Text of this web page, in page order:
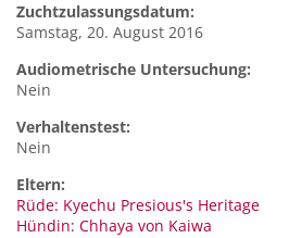
Zuchtzulassungsdatum:
Samstag, 20. August 2016
Audiometrische Untersuchung:
Nein
Verhaltenstest:
Nein
Eltern:
Rüde: Kyechu Presious's Heritage
Hündin: Chhaya von Kaiwa